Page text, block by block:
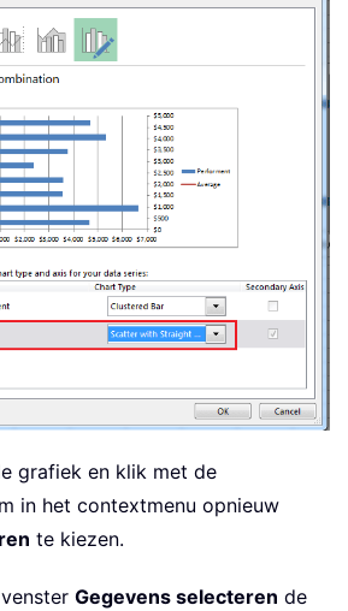
grafiek en klik met de
in het contextmenu opnieuw
te kiezen.
Gegevens selecteren de